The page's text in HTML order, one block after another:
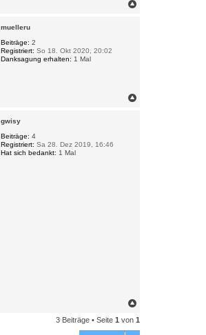
muelleru
Beiträge: 2
Registriert: So 18. Okt 2020, 20:02
Danksagung erhalten: 1 Mal
gwisy
Beiträge: 4
Registriert: Sa 28. Dez 2019, 16:46
Hat sich bedankt: 1 Mal
c
h
3 Beiträge • Seite 1 von 1